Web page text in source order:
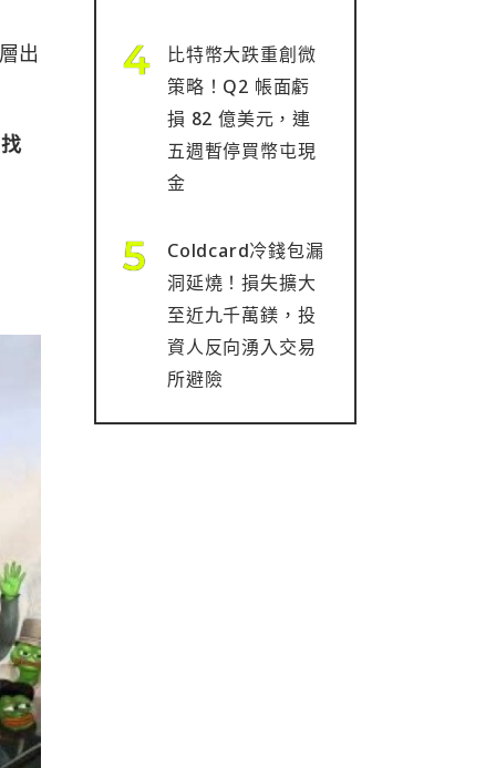
出
比特幣大跌重創微
策略！Q2 帳面虧
損 82 億美元，連
五週暫停買幣屯現
金
Coldcard冷錢包漏
洞延燒！損失擴大
至近九千萬鎂，投
資人反向湧入交易
所避險